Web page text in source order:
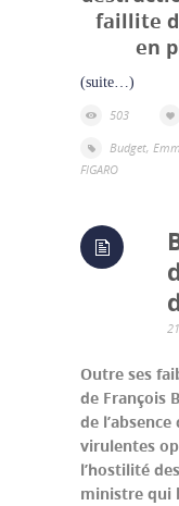
faillite
en
(suite…)
503
Budget,
FIGARO
Outre ses
de François
de
virulentes
l’hostilité
ministre qui